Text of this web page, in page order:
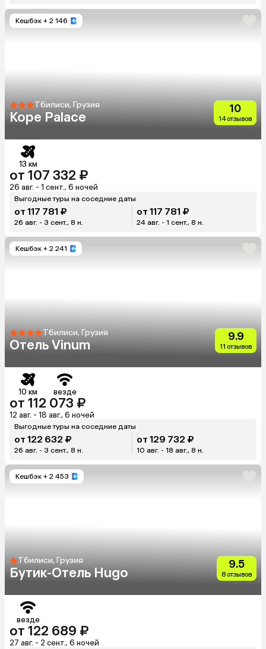
Кешбэк + 2 146
Тбилиси, Грузия
Kope Palace
10
14 отзывов
13 км
от 107 332 ₽
26 авг. - 1 сент., 6 ночей
Выгодные туры на соседние даты
от 117 781 ₽
26 авг. - 3 сент., 8 н.
от 117 781 ₽
24 авг. - 1 сент., 8 н.
Кешбэк + 2 241
Тбилиси, Грузия
Отель Vinum
9.9
11 отзывов
10 км везде
от 112 073 ₽
12 авг. - 18 авг., 6 ночей
Выгодные туры на соседние даты
от 122 632 ₽
26 авг. - 3 сент., 8 н.
от 129 732 ₽
10 авг. - 18 авг., 8 н.
Кешбэк + 2 453
Тбилиси, Грузия
Бутик-Отель Hugo
9.5
8 отзывов
везде
от 122 689 ₽
27 авг. - 2 сент., 6 ночей